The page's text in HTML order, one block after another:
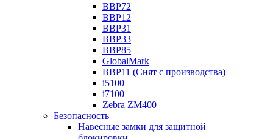
BBP72
BBP12
BBP31
BBP33
BBP85
GlobalMark
BBP11 (Снят с производства)
i5100
i7100
Zebra ZM400
Безопасность
Навесные замки для защитной